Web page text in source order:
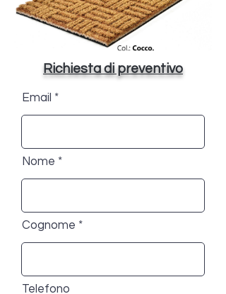
Richiesta di preventivo
Email
Nome
Cognome
Telefono